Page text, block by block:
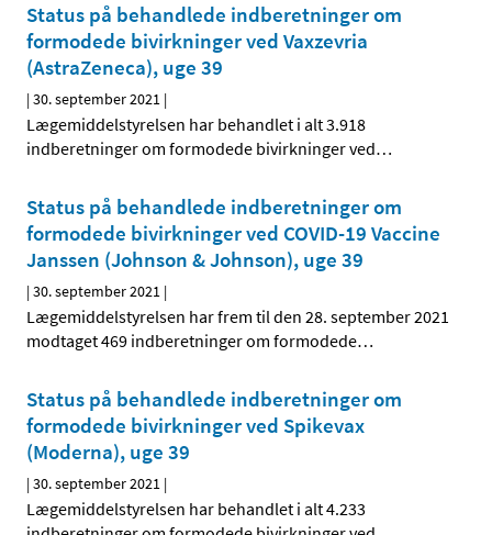
Status på behandlede indberetninger om
formodede bivirkninger ved Vaxzevria
(AstraZeneca), uge 39
|30. september 2021 |
Lægemiddelstyrelsen har behandlet i alt 3.918
indberetninger om formodede bivirkninger ved…
Status på behandlede indberetninger om
formodede bivirkninger ved COVID-19 Vaccine
Janssen (Johnson & Johnson), uge 39
|30. september 2021 |
Lægemiddelstyrelsen har frem til den 28. september 2021
modtaget 469 indberetninger om formodede…
Status på behandlede indberetninger om
formodede bivirkninger ved Spikevax
(Moderna), uge 39
|30. september 2021 |
Lægemiddelstyrelsen har behandlet i alt 4.233